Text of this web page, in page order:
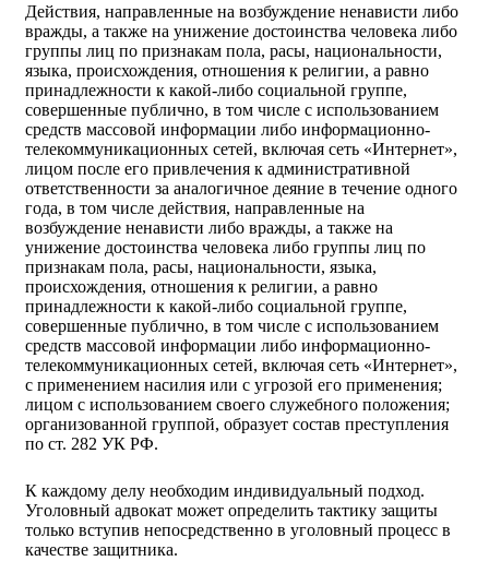
Действия, направленные на возбуждение ненависти либо
вражды, а также на унижение достоинства человека либо
группы лиц по признакам пола, расы, национальности,
языка, происхождения, отношения к религии, а равно
принадлежности к какой-либо социальной группе,
совершенные публично, в том числе с использованием
средств массовой информации либо информационно-
телекоммуникационных сетей, включая сеть «Интернет»,
лицом после его привлечения к административной
ответственности за аналогичное деяние в течение одного
года, в том числе действия, направленные на
возбуждение ненависти либо вражды, а также на
унижение достоинства человека либо группы лиц по
признакам пола, расы, национальности, языка,
происхождения, отношения к религии, а равно
принадлежности к какой-либо социальной группе,
совершенные публично, в том числе с использованием
средств массовой информации либо информационно-
телекоммуникационных сетей, включая сеть «Интернет»,
с применением насилия или с угрозой его применения;
лицом с использованием своего служебного положения;
организованной группой, образует состав преступления
по ст. 282 УК РФ.
К каждому делу необходим индивидуальный подход.
Уголовный адвокат может определить тактику защиты
только вступив непосредственно в уголовный процесс в
качестве защитника.